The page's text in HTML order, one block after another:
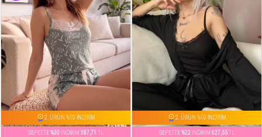
2. ÜRÜN %10 İNDİRİM
SEPETTE%30 İNDİRİM 387,71 TL
2. ÜRÜN %10 İNDİRİM
SEPETTE%22 İNDİRİM 627,55TL